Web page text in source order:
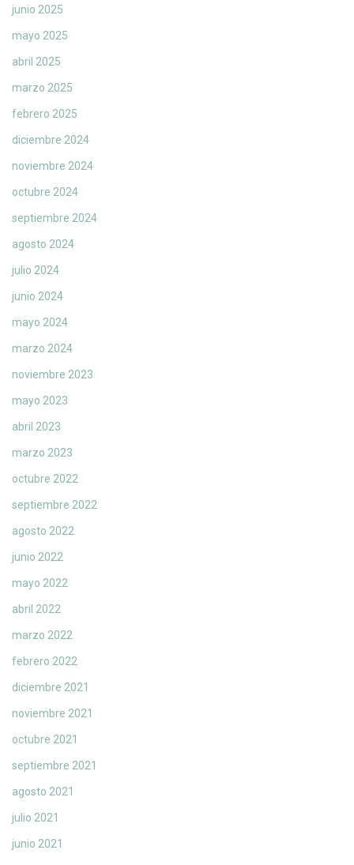
junio 2025
mayo 2025
abril 2025
marzo 2025
febrero 2025
diciembre 2024
noviembre 2024
octubre 2024
septiembre 2024
agosto 2024
julio 2024
junio 2024
mayo 2024
marzo 2024
noviembre 2023
mayo 2023
abril 2023
marzo 2023
octubre 2022
septiembre 2022
agosto 2022
junio 2022
mayo 2022
abril 2022
marzo 2022
febrero 2022
diciembre 2021
noviembre 2021
octubre 2021
septiembre 2021
agosto 2021
julio 2021
junio 2021